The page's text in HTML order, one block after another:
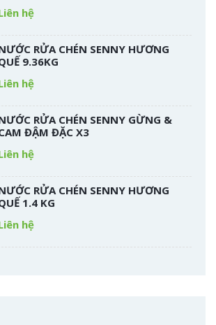
hệ
RỬA CHÉN SENNY HƯƠNG
9.36KG
hệ
RỬA CHÉN SENNY GỪNG &
ĐẬM ĐẶC X3
hệ
RỬA CHÉN SENNY HƯƠNG
1.4 KG
hệ